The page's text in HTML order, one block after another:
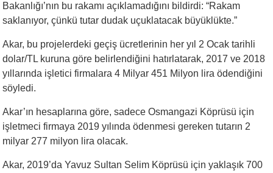
Bakanlığı’nın bu rakamı açıklamadığını bildirdi: “Rakam
saklanıyor, çünkü tutar dudak uçuklatacak büyüklükte.”
Akar, bu projelerdeki geçiş ücretlerinin her yıl 2 Ocak tarihli
dolar/TL kuruna göre belirlendiğini hatırlatarak, 2017 ve 2018
yıllarında işletici firmalara 4 Milyar 451 Milyon lira ödendiğini
söyledi.
Akar’ın hesaplarına göre, sadece Osmangazi Köprüsü için
işletmeci firmaya 2019 yılında ödenmesi gereken tutarın 2
milyar 277 milyon lira olacak.
Akar, 2019’da Yavuz Sultan Selim Köprüsü için yaklaşık 700